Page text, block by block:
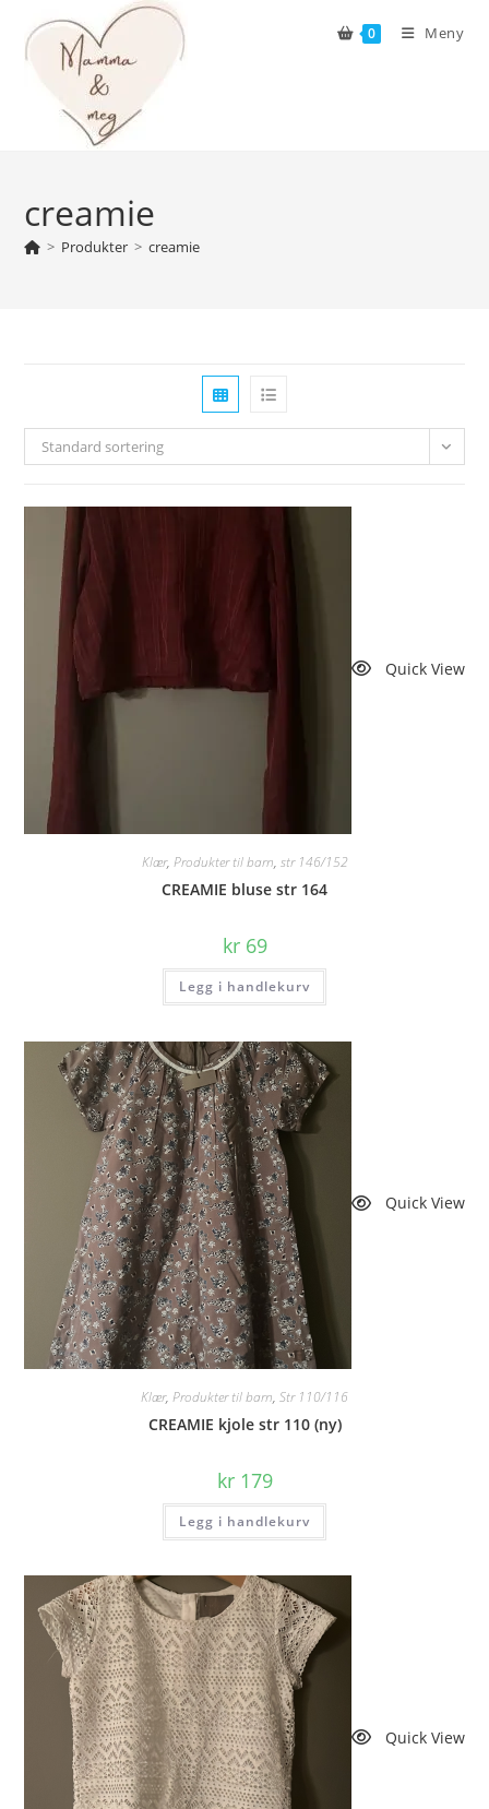
content
0 Meny
creamie
> Produkter > creamie
Standard sortering
Quick View
Klær, Produkter til barn, str 146/152
CREAMIE bluse str 164
kr69
Legg i handlekurv
Quick View
Klær, Produkter til barn, Str 110/116
CREAMIE kjole str 110 (ny)
kr179
Legg i handlekurv
Quick View